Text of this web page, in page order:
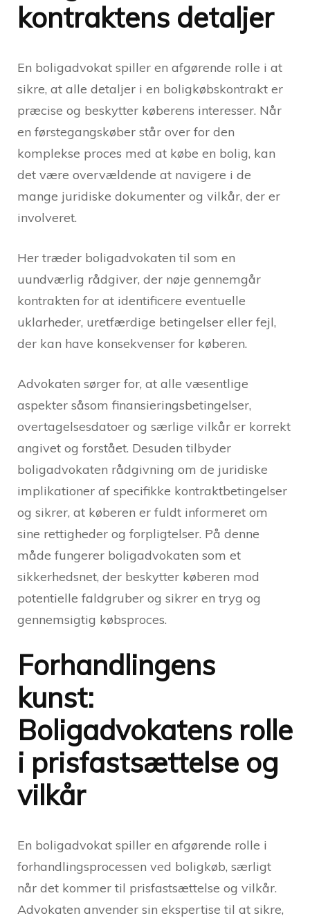
kontraktens detaljer
En boligadvokat spiller en afgørende rolle i at
sikre, at alle detaljer i en boligkøbskontrakt er
præcise og beskytter køberens interesser. Når
en førstegangskøber står over for den
komplekse proces med at købe en bolig, kan
det være overvældende at navigere i de
mange juridiske dokumenter og vilkår, der er
involveret.
Her træder boligadvokaten til som en
uundværlig rådgiver, der nøje gennemgår
kontrakten for at identificere eventuelle
uklarheder, uretfærdige betingelser eller fejl,
der kan have konsekvenser for køberen.
Advokaten sørger for, at alle væsentlige
aspekter såsom finansieringsbetingelser,
overtagelsesdatoer og særlige vilkår er korrekt
angivet og forstået. Desuden tilbyder
boligadvokaten rådgivning om de juridiske
implikationer af specifikke kontraktbetingelser
og sikrer, at køberen er fuldt informeret om
sine rettigheder og forpligtelser. På denne
måde fungerer boligadvokaten som et
sikkerhedsnet, der beskytter køberen mod
potentielle faldgruber og sikrer en tryg og
gennemsigtig købsproces.
Forhandlingens
kunst:
Boligadvokatens rolle
i prisfastsættelse og
vilkår
En boligadvokat spiller en afgørende rolle i
forhandlingsprocessen ved boligkøb, særligt
når det kommer til prisfastsættelse og vilkår.
Advokaten anvender sin ekspertise til at sikre,